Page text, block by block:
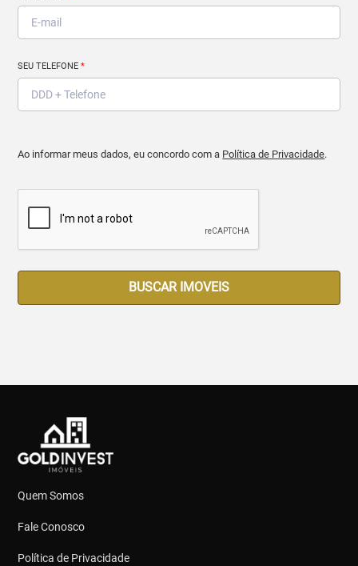
SEU TELEFONE*
Ao informar meus dados, eu concordo com a Política de Privacidade.
BUSCAR IMOVEIS
Quem Somos
Fale Conosco
Política de Privacidade